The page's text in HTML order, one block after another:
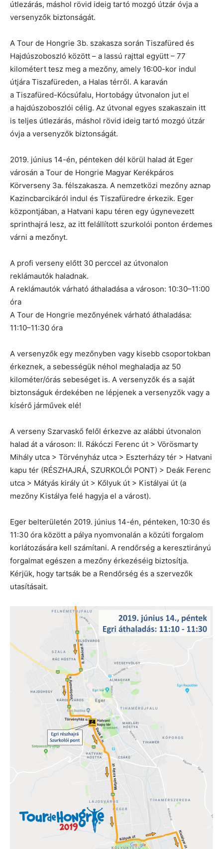
útlezárás, máshol rövid ideig tartó mozgó útzár óvja a
versenyzők biztonságát.
A Tour de Hongrie 3b. szakasza során Tiszafüred és
Hajdúszoboszló között – a lassú rajttal együtt – 77
kilométert tesz meg a mezőny, amely 16:00-kor indul
útjára Tiszafüreden, a Halas térről. A karaván
a Tiszafüred-Kócsúfalu, Hortobágy útvonalon jut el
a hajdúszoboszlói célig. Az útvonal egyes szakaszain itt
is teljes útlezárás, máshol rövid ideig tartó mozgó útzár
óvja a versenyzők biztonságát.
2019. június 14-én, pénteken dél körül halad át Eger
városán a Tour de Hongrie Magyar Kerékpáros
Körverseny 3a. félszakasza. A nemzetközi mezőny aznap
Kazincbarcikáról indul és Tiszafüredre érkezik. Eger
központjában, a Hatvani kapu téren egy úgynevezett
sprinthajrá lesz, az itt felállított szurkolói ponton érdemes
várni a mezőnyt.
A profi verseny előtt 30 perccel az útvonalon
reklámautók haladnak.
A reklámautók várható áthaladása a városon: 10:30–11:00
óra
A Tour de Hongrie mezőnyének várható áthaladása:
11:10–11:30 óra
A versenyzők egy mezőnyben vagy kisebb csoportokban
érkeznek, a sebességük néhol meghaladja az 50
kilométer/órás sebeséget is. A versenyzők és a saját
biztonságuk érdekében ne lépjenek a versenyzők vagy a
kísérő járművek elé!
A verseny Szarvaskő felől érkezve az alábbi útvonalon
halad át a városon: II. Rákóczi Ferenc út > Vörösmarty
Mihály utca > Törvényház utca > Eszterházy tér > Hatvani
kapu tér (RÉSZHAJRÁ, SZURKOLÓI PONT) > Deák Ferenc
utca > Mátyás király út > Kőlyuk út > Kistályai út (a
mezőny Kistálya felé hagyja el a várost).
Eger belterületén 2019. június 14-én, pénteken, 10:30 és
11:30 óra között a pálya nyomvonalán a közúti forgalom
korlátozására kell számítani. A rendőrség a keresztirányú
forgalmat egészen a mezőny érkezéséig biztosítja.
Kérjük, hogy tartsák be a Rendőrség és a szervezők
utasításait.